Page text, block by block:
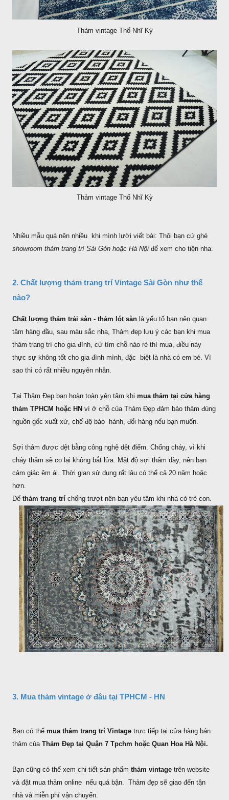
Thảm vintage Thổ Nhĩ Kỳ
Thảm vintage Thổ Nhĩ Kỳ
Nhiều mẫu quá nên nhiều khi mình lười viết bài: Thôi bạn cứ ghé
showroom thảm trang trí Sài Gòn hoặc Hà Nội để xem cho tiện nha.
2. Chất lượng thảm trang trí Vintage Sài Gòn như thế
nào?
Chất lượng thảm trải sàn - thảm lót sàn là yếu tố bạn nên quan
tâm hàng đầu, sau màu sắc nha, Thảm đẹp lưu ý các bạn khi mua
thảm trang trí cho gia đình, cứ tìm chỗ nào rẻ thì mua, điều này
thực sự không tốt cho gia đình mình, đặc biệt là nhà có em bé. Vì
sao thì có rất nhiều nguyên nhân.
Tại Thảm Đẹp bạn hoàn toàn yên tâm khi mua thảm tại cửa hàng
thảm TPHCM hoặc HN vì ở chỗ của Thảm Đẹp đảm bảo thảm đúng
nguồn gốc xuất xứ, chế độ bảo hành, đổi hàng nếu bạn muốn.
Sợi thảm được dệt bằng công nghệ dệt điểm. Chống cháy, vì khi
cháy thảm sẽ co lại không bắt lửa. Mật độ sợi thảm dày, nên bạn
cảm giác êm ái. Thời gian sử dụng rất lâu có thể cả 20 năm hoặc
hơn.
Đế thảm trang trí chống trượt nên bạn yêu tâm khi nhà có trẻ con.
3. Mua thảm vintage ở đâu tại TPHCM - HN
Bạn có thể mua thảm trang trí Vintage trực tiếp tại cửa hàng bán
thảm của Thảm Đẹp tại Quận 7 Tpchm hoặc Quan Hoa Hà Nội.
Bạn cũng có thể xem chi tiết sản phẩm thảm vintage trên website
và đặt mua thảm online nếu quá bận. Thảm đẹp sẽ giao đến tận
nhà và miễn phí vận chuyển.